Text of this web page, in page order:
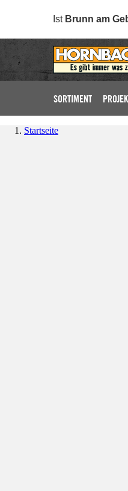
Ist Brunn am
SORTIMENT
Startseite